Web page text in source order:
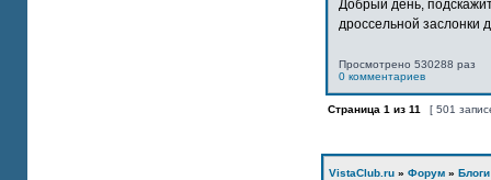
Добрый день,
дроссельной заслонки
Просмотрено 530288 раз
0 комментариев
Страница 1 из 11 [ 501
VistaClub.ru » Форум » Блоги